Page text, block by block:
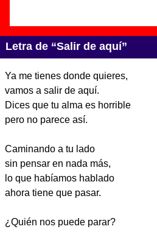
Letra de “Salir de aquí”
Ya me tienes donde quieres,
vamos a salir de aquí.
Dices que tu alma es horrible
pero no parece así.
Caminando a tu lado
sin pensar en nada más,
lo que habíamos hablado
ahora tiene que pasar.
¿Quién nos puede parar?